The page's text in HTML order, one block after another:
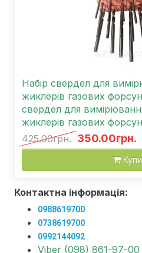
Набір свердел для
жиклерів газових
свердел для
жиклерів газових
425.00грн. 350.00грн.
Контактна інформація:
0988619700
0738619700
0992144092
Viber (098) 861-97-00